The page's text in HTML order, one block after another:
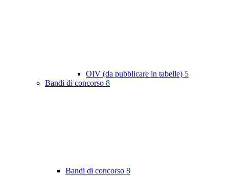
OIV (da pubblicare in tabelle) 5
Bandi di concorso 8
Bandi di concorso 8